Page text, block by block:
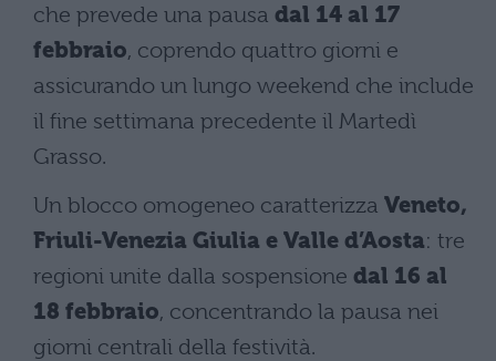
che prevede una pausa dal 14 al 17
febbraio, coprendo quattro giorni e
assicurando un lungo weekend che include
il fine settimana precedente il Martedì
Grasso.
Un blocco omogeneo caratterizza Veneto,
Friuli-Venezia Giulia e Valle d’Aosta: tre
regioni unite dalla sospensione dal 16 al
18 febbraio, concentrando la pausa nei
giorni centrali della festività.